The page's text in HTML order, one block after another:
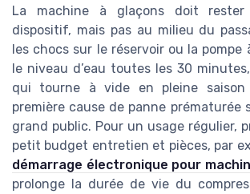
La machine à glaçons doit
dispositif, mais pas au milieu du
les chocs sur le réservoir ou la pompe
le niveau d’eau toutes les 30
qui tourne à vide en pleine
première cause de panne prématurée
grand public. Pour un usage régulier,
petit budget entretien et pièces, par
démarrage électronique pour
prolonge la durée de vie du